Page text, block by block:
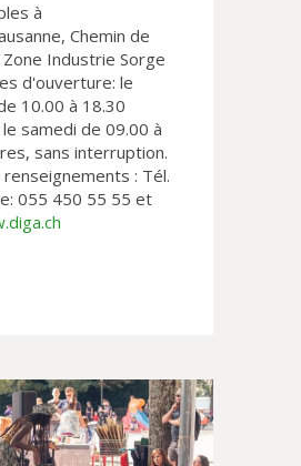
à
Chemin de
Zone Industrie Sorge
d'ouverture: le
10.00 à 18.30
samedi de 09.00 à
sans interruption.
: Tél.
055 450 55 55 et